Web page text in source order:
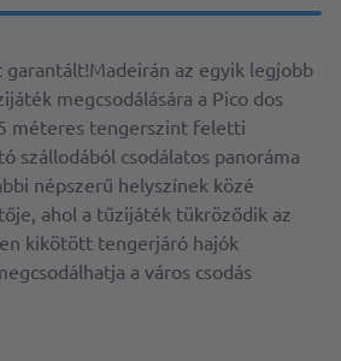
az egyik legjobb
megcsodálására a Pico dos
méteres tengerszint feletti
szállodából csodálatos panoráma
népszerű helyszínek közé
ahol a tűzijáték tükröződik az
kikötött tengerjáró hajók
a város csodás